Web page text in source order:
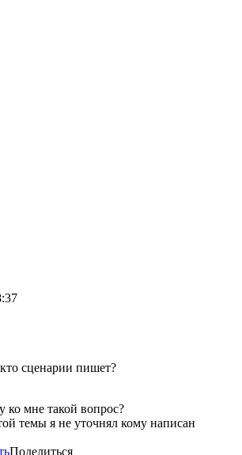
сценарии пишет?
мне такой вопрос?
темы я не уточнял кому написан
Поделиться